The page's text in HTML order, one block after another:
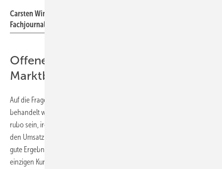
Carsten Winkler stellt sich im Pressegespräch den Fragen der
Fachjournalisten
Offene Türen für Kunden und
Marktbegleiter
Auf die Frage, wie künftig Marktbegleiter von Hilzinger bei rubo
behandelt werden, sagte Hilzinger: „Es kann nicht das Interesse von
rubo sein, irgendjemanden auszugrenzen. Im Gegenteil: Wir wollen
den Umsatz bei rubo signifikant erhöhen. rubo hat in früheren Jahren
gute Ergebnisse erzielt, wie die gesamte Branche. Wir wollen keinen
einzigen Kunden verlieren, der bisher bei rubo gekauft hat.“ Ziel ist es,